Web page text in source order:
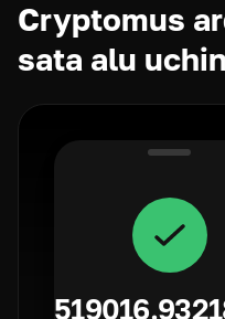
Cryptomus
sata alu